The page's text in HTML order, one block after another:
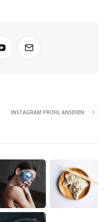
INSTAGRAM PROFIL ANSEHEN